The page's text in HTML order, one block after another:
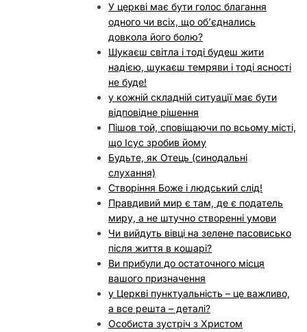
У церкві має бути голос благання
одного чи всіх, що обʼєднались
довкола його болю?
Шукаєш світла і тоді будеш жити
надією, шукаєш темряви і тоді ясності
не буде!
у кожній складній ситуації має бути
відповідне рішення
Пішов той, сповіщаючи по всьому місті,
що Ісус зробив йому
Будьте, як Отець (синодальні
слухання)
Створіння Боже і людський слід!
Правдивий мир є там, де є податель
миру, а не штучно створенні умови
Чи вийдуть вівці на зелене пасовисько
після життя в кошарі?
Ви прибули до остаточного місця
вашого призначення
у Церкві пунктуальність – це важливо,
а все решта – деталі?
Особиста зустріч з Христом